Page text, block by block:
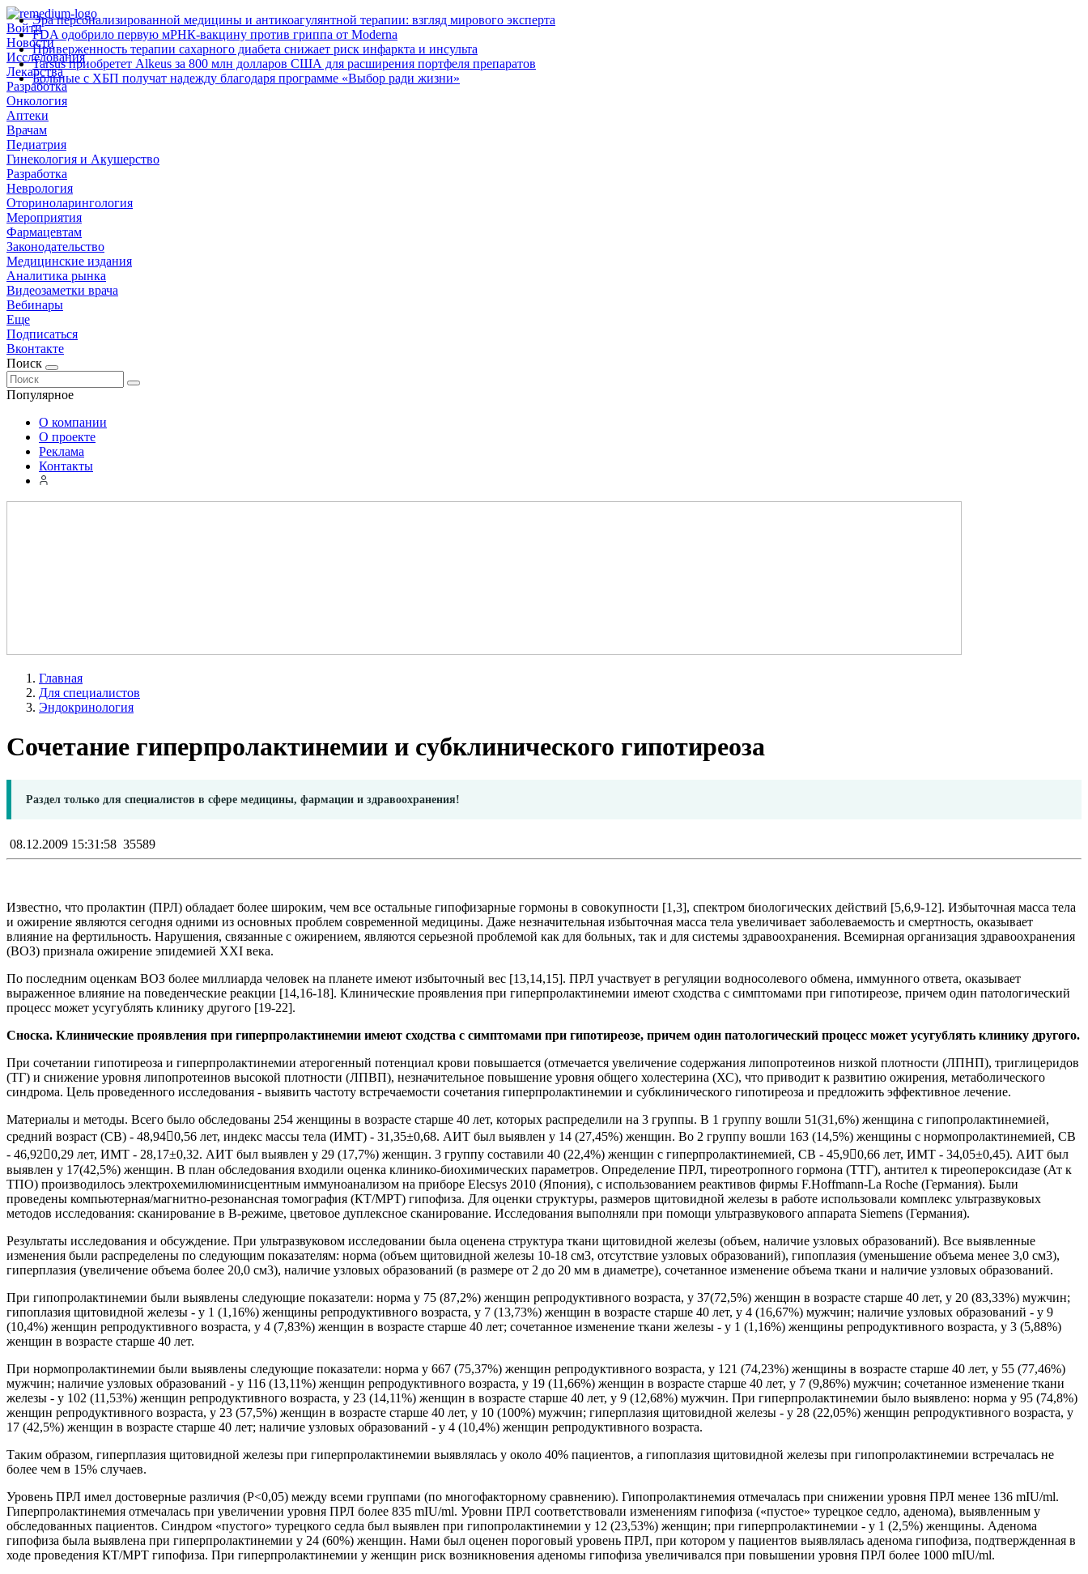
Войти
Новости
Исследования
Лекарства
Разработка
Онкология
Аптеки
Врачам
Педиатрия
Гинекология и Акушерство
Разработка
Неврология
Оториноларингология
Мероприятия
Фармацевтам
Законодательство
Медицинские издания
Аналитика рынка
Видеозаметки врача
Вебинары
Еще
Подписаться
Вконтакте
Поиск
Популярное
Эра персонализированной медицины и антикоагулянтной терапии: взгляд мирового эксперта
FDA одобрило первую мРНК‑вакцину против гриппа от Moderna
Приверженность терапии сахарного диабета снижает риск инфаркта и инсульта
Tarsus приобретет Alkeus за 800 млн долларов США для расширения портфеля препаратов
Больные с ХБП получат надежду благодаря программе «Выбор ради жизни»
О компании
О проекте
Реклама
Контакты
Главная
Для специалистов
Эндокринология
Сочетание гиперпролактинемии и субклинического гипотиреоза
Раздел только для специалистов в сфере медицины, фармации и здравоохранения!
08.12.2009 15:31:58 35589
Известно, что пролактин (ПРЛ) обладает более широким, чем все остальные гипофизарные гормоны в совокупности [1,3], спектром биологических действий [5,6,9-12]. Избыточная масса тела
и ожирение являются сегодня одними из основных проблем современной медицины. Даже незначительная избыточная масса тела увеличивает заболеваемость и смертность, оказывает
влияние на фертильность. Нарушения, связанные с ожирением, являются серьезной проблемой как для больных, так и для системы здравоохранения. Всемирная организация здравоохранения
(ВОЗ) признала ожирение эпидемией ХХI века.
По последним оценкам ВОЗ более миллиарда человек на планете имеют избыточный вес [13,14,15]. ПРЛ участвует в регуляции водносолевого обмена, иммунного ответа, оказывает
выраженное влияние на поведенческие реакции [14,16-18]. Клинические проявления при гиперпролактинемии имеют сходства с симптомами при гипотиреозе, причем один патологический
процесс может усугублять клинику другого [19-22].
Сноска. Клинические проявления при гиперпролактинемии имеют сходства с симптомами при гипотиреозе, причем один патологический процесс может усугублять клинику другого.
При сочетании гипотиреоза и гиперпролактинемии атерогенный потенциал крови повышается (отмечается увеличение содержания липопротеинов низкой плотности (ЛПНП), триглицеридов
(ТГ) и снижение уровня липопротеинов высокой плотности (ЛПВП), незначительное повышение уровня общего холестерина (ХС), что приводит к развитию ожирения, метаболического
синдрома. Цель проведенного исследования - выявить частоту встречаемости сочетания гиперпролактинемии и субклинического гипотиреоза и предложить эффективное лечение.
Материалы и методы. Всего было обследованы 254 женщины в возрасте старше 40 лет, которых распределили на 3 группы. В 1 группу вошли 51(31,6%) женщина с гипопролактинемией,
средний возраст (СВ) - 48,940,56 лет, индекс массы тела (ИМТ) - 31,35±0,68. АИТ был выявлен у 14 (27,45%) женщин. Во 2 группу вошли 163 (14,5%) женщины с нормопролактинемией, СВ
- 46,920,29 лет, ИМТ - 28,17±0,32. АИТ был выявлен у 29 (17,7%) женщин. 3 группу составили 40 (22,4%) женщин с гиперпролактинемией, СВ - 45,90,66 лет, ИМТ - 34,05±0,45). АИТ был
выявлен у 17(42,5%) женщин. В план обследования входили оценка клинико-биохимических параметров. Определение ПРЛ, тиреотропного гормона (ТТГ), антител к тиреопероксидазе (Ат к
ТПО) производилось электрохемилюминисцентным иммуноанализом на приборе Elecsys 2010 (Япония), с использованием реактивов фирмы F.Hoffmann-La Roche (Германия). Были
проведены компьютерная/магнитно-резонансная томография (КТ/МРТ) гипофиза. Для оценки структуры, размеров щитовидной железы в работе использовали комплекс ультразвуковых
методов исследования: сканирование в В-режиме, цветовое дуплексное сканирование. Исследования выполняли при помощи ультразвукового аппарата Siemens (Германия).
Результаты исследования и обсуждение. При ультразвуковом исследовании была оценена структура ткани щитовидной железы (объем, наличие узловых образований). Все выявленные
изменения были распределены по следующим показателям: норма (объем щитовидной железы 10-18 см3, отсутствие узловых образований), гипоплазия (уменьшение объема менее 3,0 см3),
гиперплазия (увеличение объема более 20,0 см3), наличие узловых образований (в размере от 2 до 20 мм в диаметре), сочетанное изменение объема ткани и наличие узловых образований.
При гипопролактинемии были выявлены следующие показатели: норма у 75 (87,2%) женщин репродуктивного возраста, у 37(72,5%) женщин в возрасте старше 40 лет, у 20 (83,33%) мужчин;
гипоплазия щитовидной железы - у 1 (1,16%) женщины репродуктивного возраста, у 7 (13,73%) женщин в возрасте старше 40 лет, у 4 (16,67%) мужчин; наличие узловых образований - у 9
(10,4%) женщин репродуктивного возраста, у 4 (7,83%) женщин в возрасте старше 40 лет; сочетанное изменение ткани железы - у 1 (1,16%) женщины репродуктивного возраста, у 3 (5,88%)
женщин в возрасте старше 40 лет.
При нормопролактинемии были выявлены следующие показатели: норма у 667 (75,37%) женщин репродуктивного возраста, у 121 (74,23%) женщины в возрасте старше 40 лет, у 55 (77,46%)
мужчин; наличие узловых образований - у 116 (13,11%) женщин репродуктивного возраста, у 19 (11,66%) женщин в возрасте старше 40 лет, у 7 (9,86%) мужчин; сочетанное изменение ткани
железы - у 102 (11,53%) женщин репродуктивного возраста, у 23 (14,11%) женщин в возрасте старше 40 лет, у 9 (12,68%) мужчин. При гиперпролактинемии было выявлено: норма у 95 (74,8%)
женщин репродуктивного возраста, у 23 (57,5%) женщин в возрасте старше 40 лет, у 10 (100%) мужчин; гиперплазия щитовидной железы - у 28 (22,05%) женщин репродуктивного возраста, у
17 (42,5%) женщин в возрасте старше 40 лет; наличие узловых образований - у 4 (10,4%) женщин репродуктивного возраста.
Таким образом, гиперплазия щитовидной железы при гиперпролактинемии выявлялась у около 40% пациентов, а гипоплазия щитовидной железы при гипопролактинемии встречалась не
более чем в 15% случаев.
Уровень ПРЛ имел достоверные различия (Р<0,05) между всеми группами (по многофакторному сравнению). Гипопролактинемия отмечалась при снижении уровня ПРЛ менее 136 mIU/ml.
Гиперпролактинемия отмечалась при увеличении уровня ПРЛ более 835 mIU/ml. Уровни ПРЛ соответствовали изменениям гипофиза («пустое» турецкое седло, аденома), выявленным у
обследованных пациентов. Синдром «пустого» турецкого седла был выявлен при гипопролактинемии у 12 (23,53%) женщин; при гиперпролактинемии - у 1 (2,5%) женщины. Аденома
гипофиза была выявлена при гиперпролактинемии у 24 (60%) женщин. Нами был оценен пороговый уровень ПРЛ, при котором у пациентов выявлялась аденома гипофиза, подтвержденная в
ходе проведения КТ/МРТ гипофиза. При гиперпролактинемии у женщин риск возникновения аденомы гипофиза увеличивался при повышении уровня ПРЛ более 1000 mIU/ml.